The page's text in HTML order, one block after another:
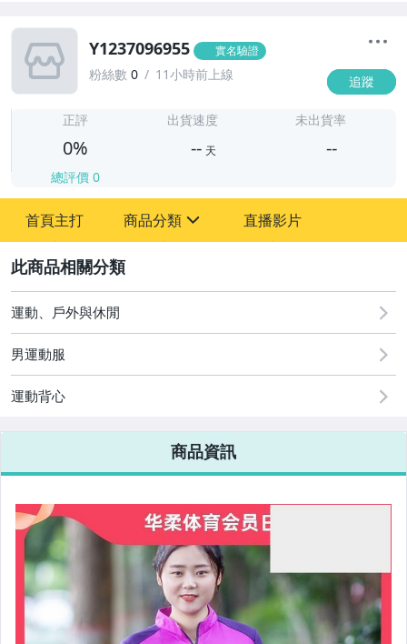
Y1237096955 實名驗證
粉絲數 0 11小時前上線 追蹤
正評
0%
總評價 0
出貨速度
-- 天
未出貨率
--
首頁主打 商品分類
圖書/影音/文具
古董、藝術與礦石
美容保養與彩妝
電腦、平板與周邊
相機、攝影與周邊
運動、戶外與休閒
嬰幼兒與孕婦
汽機車精品百貨
居家、家具與園藝
直播影片
運動、戶外與休閒
男運動服
運動背心
商品資訊